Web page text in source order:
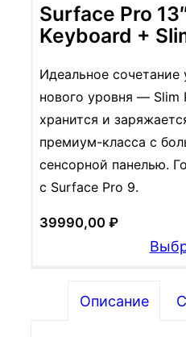
Surface Pro
Keyboard +
Идеальное сочетание
нового уровня — Slim
хранится и
премиум-класса с
сенсорной панелью.
с Surface Pro 9.
39990,00 ₽
Описание